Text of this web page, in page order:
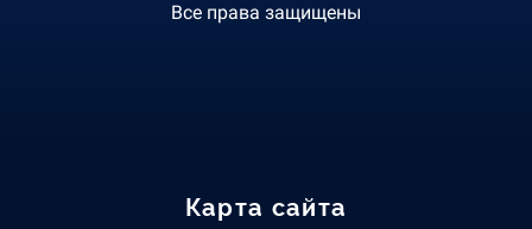
Все права защищены
Карта сайта